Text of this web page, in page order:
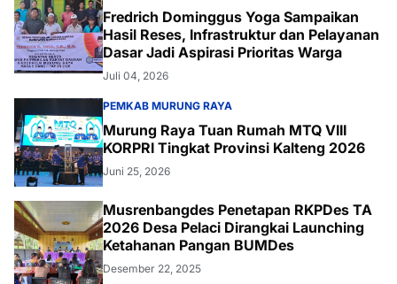
Fredrich Dominggus Yoga Sampaikan
Hasil Reses, Infrastruktur dan Pelayanan
Dasar Jadi Aspirasi Prioritas Warga
Juli 04, 2026
PEMKAB MURUNG RAYA
Murung Raya Tuan Rumah MTQ VIII
KORPRI Tingkat Provinsi Kalteng 2026
Juni 25, 2026
Musrenbangdes Penetapan RKPDes TA
2026 Desa Pelaci Dirangkai Launching
Ketahanan Pangan BUMDes
Desember 22, 2025